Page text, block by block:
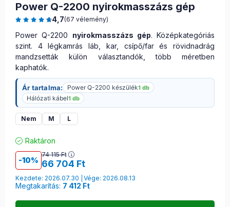
Power Q-2200 nyirokmasszázs gép
4,7(67 vélemény)
Power Q-2200 nyirokmasszázs gép. Középkategóriás
szint. 4 légkamrás láb, kar, csípő/far és rövidnadrág
mandzsetták külön választandók, több méretben
kaphatók.
Ár tartalma: Power Q-2200 készülék1 db
Hálózati kábel1 db
Nem M L
Raktáron
10
74 115Ft
66 704 Ft
Kezdete: 2026.07.30 Vége: 2026.08.13
Megtakarítás: 7 412 Ft